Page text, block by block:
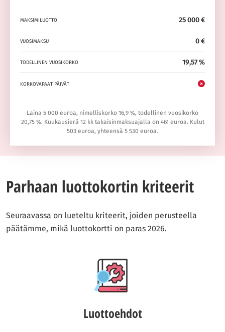
MAKSIMILUOTTO 25 000 €
VUOSIMAKSU 0 €
TODELLINEN VUOSIKORKO 19,57 %
KORKOVAPAAT PÄIVÄT
Laina 5 000 euroa, nimelliskorko 16,9 %, todellinen vuosikorko
20,75 %. Kuukausierä 12 kk takaisinmaksuajalla on 461 euroa. Kulut
503 euroa, yhteensä 5 530 euroa.
Parhaan luottokortin kriteerit
Seuraavassa on lueteltu kriteerit, joiden perusteella
päätämme, mikä luottokortti on paras 2026.
Luottoehdot